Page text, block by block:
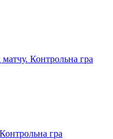
Контрольна гра
гра